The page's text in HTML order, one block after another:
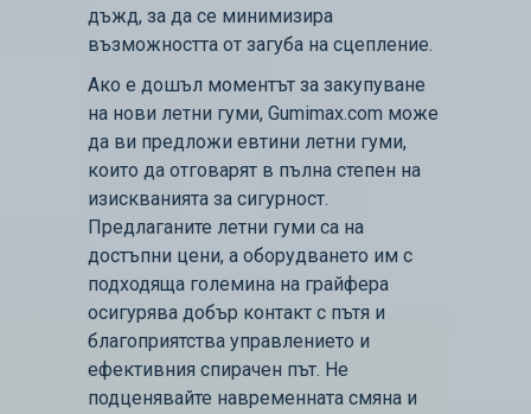
дъжд, за да се минимизира
възможността от загуба на сцепление.
Ако е дошъл моментът за закупуване
на нови летни гуми, Gumimax.com може
да ви предложи евтини летни гуми,
които да отговарят в пълна степен на
изискванията за сигурност.
Предлаганите летни гуми са на
достъпни цени, а оборудването им с
подходяща големина на грайфера
осигурява добър контакт с пътя и
благоприятства управлението и
ефективния спирачен път. Не
подценявайте навременната смяна и